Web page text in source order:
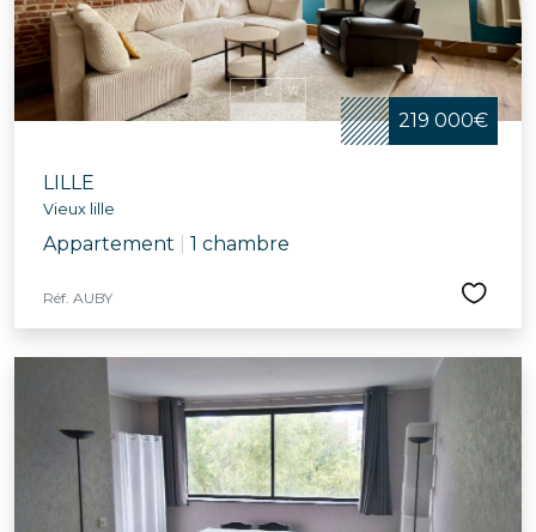
219 000€
LILLE
Vieux lille
Appartement 1 chambre
Réf. AUBY